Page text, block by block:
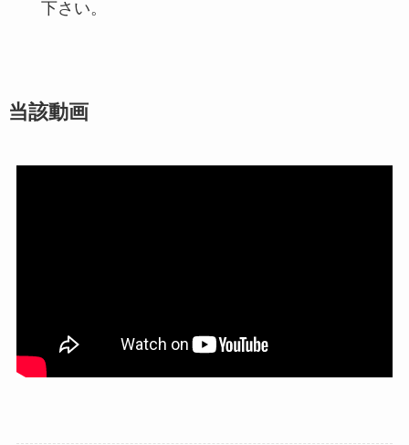
下さい。
当該動画